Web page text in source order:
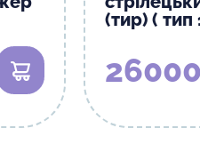
(тир) ( тип